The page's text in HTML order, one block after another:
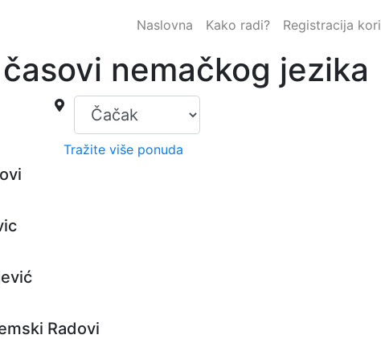
Naslovna Kako radi? Registracija
nemačkog jezika
Tražite više ponuda
Radovi